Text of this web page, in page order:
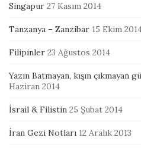
Singapur 27 Kasım 2014
Tanzanya – Zanzibar 15 Ekim
Filipinler 23 Ağustos 2014
Yazın Batmayan, kışın çıkmayan
Haziran 2014
İsrail & Filistin 25 Şubat 2014
İran Gezi Notları 12 Aralık 2013